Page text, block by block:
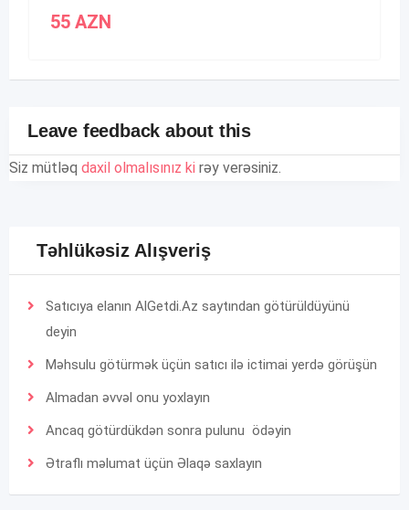
55 AZN
Leave feedback about this
Siz mütləq daxil olmalısınız ki rəy verəsiniz.
Təhlükəsiz Alışveriş
Satıcıya elanın AlGetdi.Az saytından götürüldüyünü
deyin
Məhsulu götürmək üçün satıcı ilə ictimai yerdə görüşün
Almadan əvvəl onu yoxlayın
Ancaq götürdükdən sonra pulunu ödəyin
Ətraflı məlumat üçün Əlaqə saxlayın